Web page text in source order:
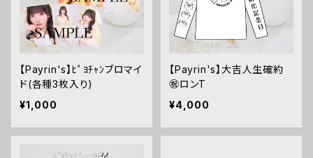
【Payrin's】ﾋﾟﾖﾁｬﾝブロマイ
ド(各種3枚入り)
¥1,000
【Payrin's】大吉人生確約
㊗️ロンT
¥4,000